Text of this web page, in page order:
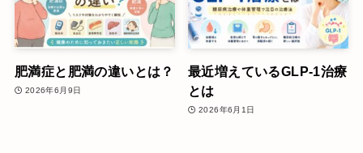
肥満症と肥満の違いとは？
2026年6月9日
最近増えているGLP-1治療
とは
2026年6月1日